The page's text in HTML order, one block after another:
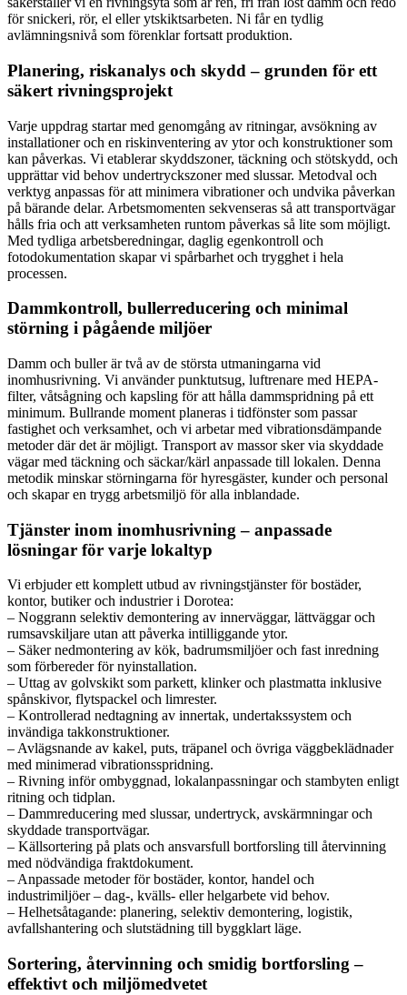
för snickeri, rör, el eller ytskiktsarbeten. Ni får en tydlig
avlämningsnivå som förenklar fortsatt produktion.
Planering, riskanalys och skydd – grunden för ett
säkert rivningsprojekt
Varje uppdrag startar med genomgång av ritningar, avsökning av
installationer och en riskinventering av ytor och konstruktioner som
kan påverkas. Vi etablerar skyddszoner, täckning och stötskydd, och
upprättar vid behov undertryckszoner med slussar. Metodval och
verktyg anpassas för att minimera vibrationer och undvika påverkan
på bärande delar. Arbetsmomenten sekvenseras så att transportvägar
hålls fria och att verksamheten runtom påverkas så lite som möjligt.
Med tydliga arbetsberedningar, daglig egenkontroll och
fotodokumentation skapar vi spårbarhet och trygghet i hela
processen.
Dammkontroll, bullerreducering och minimal
störning i pågående miljöer
Damm och buller är två av de största utmaningarna vid
inomhusrivning. Vi använder punktutsug, luftrenare med HEPA-
filter, våtsågning och kapsling för att hålla dammspridning på ett
minimum. Bullrande moment planeras i tidfönster som passar
fastighet och verksamhet, och vi arbetar med vibrationsdämpande
metoder där det är möjligt. Transport av massor sker via skyddade
vägar med täckning och säckar/kärl anpassade till lokalen. Denna
metodik minskar störningarna för hyresgäster, kunder och personal
och skapar en trygg arbetsmiljö för alla inblandade.
Tjänster inom inomhusrivning – anpassade
lösningar för varje lokaltyp
Vi erbjuder ett komplett utbud av rivningstjänster för bostäder,
kontor, butiker och industrier i Dorotea:
– Noggrann selektiv demontering av innerväggar, lättväggar och
rumsavskiljare utan att påverka intilliggande ytor.
– Säker nedmontering av kök, badrumsmiljöer och fast inredning
som förbereder för nyinstallation.
– Uttag av golvskikt som parkett, klinker och plastmatta inklusive
spånskivor, flytspackel och limrester.
– Kontrollerad nedtagning av innertak, undertakssystem och
invändiga takkonstruktioner.
– Avlägsnande av kakel, puts, träpanel och övriga väggbeklädnader
med minimerad vibrationsspridning.
– Rivning inför ombyggnad, lokalanpassningar och stambyten enligt
ritning och tidplan.
– Dammreducering med slussar, undertryck, avskärmningar och
skyddade transportvägar.
– Källsortering på plats och ansvarsfull bortforsling till återvinning
med nödvändiga fraktdokument.
– Anpassade metoder för bostäder, kontor, handel och
industrimiljöer – dag-, kvälls- eller helgarbete vid behov.
– Helhetsåtagande: planering, selektiv demontering, logistik,
avfallshantering och slutstädning till byggklart läge.
Sortering, återvinning och smidig bortforsling –
effektivt och miljömedvetet